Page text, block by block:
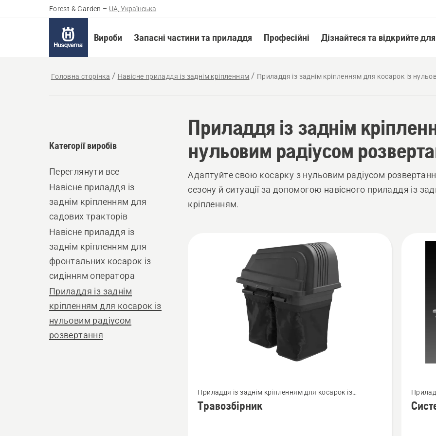
Forest & Garden – UA, Українська
Вироби Запасні частини та приладдя Професійні Дізнайтеся та відкрийте
Головна сторінка Навісне приладдя із заднім кріпленням Приладдя із заднім кріпленням для косарок із
Приладдя із заднім
нульовим радіусом
Категорії виробів
Переглянути все
Навісне приладдя із
заднім кріпленням для
садових тракторів
Навісне приладдя із
заднім кріпленням для
фронтальних косарок із
сидінням оператора
Приладдя із заднім
кріпленням для косарок із
нульовим радіусом
розвертання
Адаптуйте свою косарку з нульовим радіусом
сезону й ситуації за допомогою навісного приладдя із
кріпленням.
більше
деталей
Приладдя із заднім кріпленням для косарок із
нульовим радіусом розвертання
Травозбірник
більше
деталей